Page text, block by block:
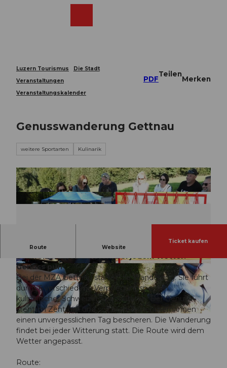
Luzern Tourismus
Die Stadt
Veranstaltungen
Veranstaltungskalender
PDF
Teilen
Merken
Genusswanderung Gettnau
weitere Sportarten Kulinarik
© Guidle.com
© Guidle.com © Guidle.com
Route Website
Ticket kaufen
Eine Wanderung durch 6 Verpflegungsposten mit
Schweizer Spezialitäten, bei jedem Wetter.
Genuss pur!
Bei der MZA Gettnau startet die Wanderung. Sie führt
durch 6 verschiedene Verpflegungsposten
kulinarischer Schweizer Spezialitäten. Der Genuss
steht im Zentrum und soll allen Teilnehmern/innen
einen unvergesslichen Tag bescheren. Die Wanderung
findet bei jeder Witterung statt. Die Route wird dem
Wetter angepasst.
Route: